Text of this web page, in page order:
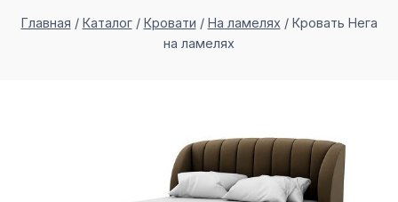
Главная / Каталог / Кровати / На ламелях / Кровать Нега
на ламеляx